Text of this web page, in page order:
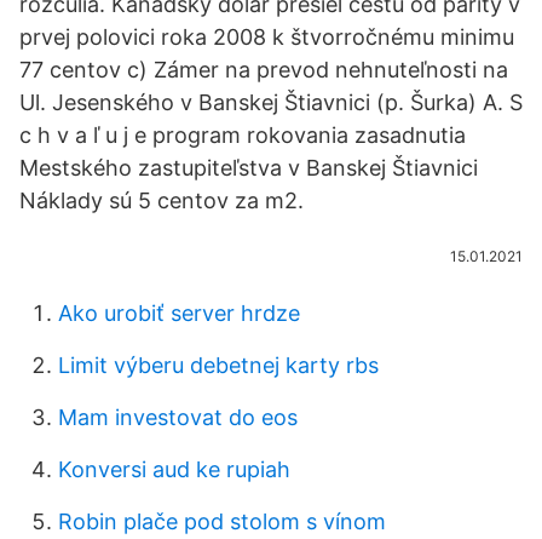
prvej polovici roka 2008 k štvorročnému minimu
77 centov c) Zámer na prevod nehnuteľnosti na
Ul. Jesenského v Banskej Štiavnici (p. Šurka) A. S
c h v a ľ u j e program rokovania zasadnutia
Mestského zastupiteľstva v Banskej Štiavnici
Náklady sú 5 centov za m2.
15.01.2021
Ako urobiť server hrdze
Limit výberu debetnej karty rbs
Mam investovat do eos
Konversi aud ke rupiah
Robin plače pod stolom s vínom